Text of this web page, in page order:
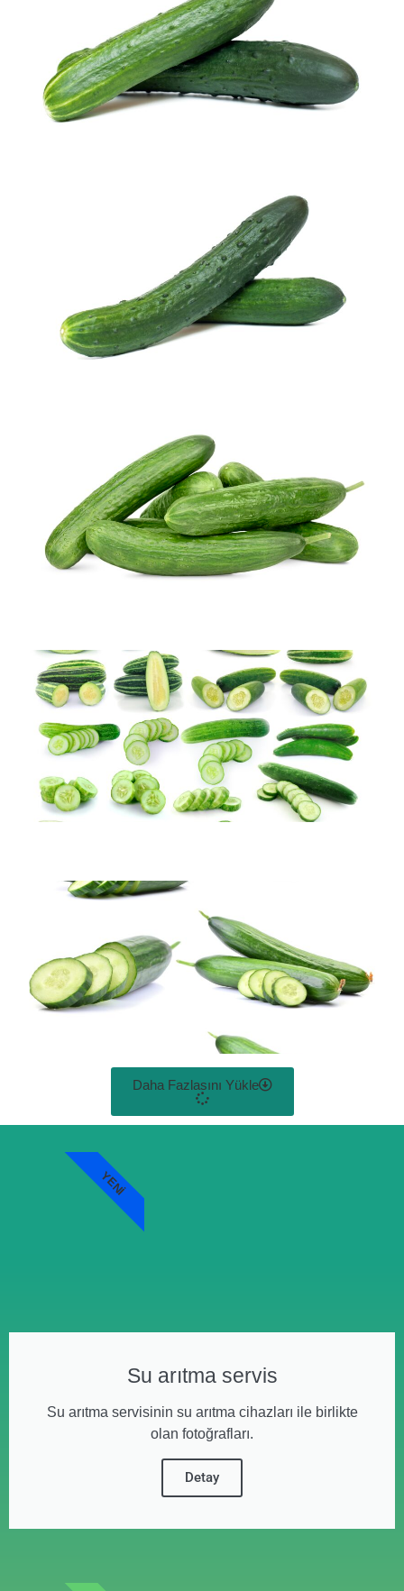
Daha Fazlasını Yükle
Su arıtma servis
Su arıtma servisinin su arıtma cihazları ile birlikte
olan fotoğrafları.
Detay
YENI